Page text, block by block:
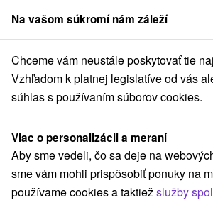
člen skupinySorger
Drevenice
Drevenice
Kategórie
Všetky kategórie
Hotely(277)
Chaty na prenájom(1284) Drevenice
Na vašom súkromí nám záleží
Chceme vám neustále poskytovať tie
Vzhľadom k platnej legislatíve od vás
súhlas s používaním súborov cookies.
Viac o personalizácii a meraní
Aby sme vedeli, čo sa deje na
sme vám mohli prispôsobiť ponuky na
používame cookies a taktiežslužby